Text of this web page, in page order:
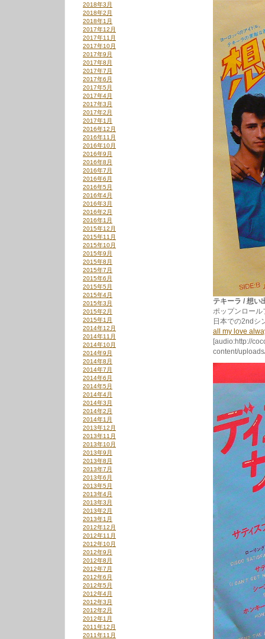
テキーラ / 想い
ポップンロール
日本での2ndシ
all my love
[audio:http://
content/
2018年3月
2018年2月
2018年1月
2017年12月
2017年11月
2017年10月
2017年9月
2017年8月
2017年7月
2017年6月
2017年5月
2017年4月
2017年3月
2017年2月
2017年1月
2016年12月
2016年11月
2016年10月
2016年9月
2016年8月
2016年7月
2016年6月
2016年5月
2016年4月
2016年3月
2016年2月
2016年1月
2015年12月
2015年11月
2015年10月
2015年9月
2015年8月
2015年7月
2015年6月
2015年5月
2015年4月
2015年3月
2015年2月
2015年1月
2014年12月
2014年11月
2014年10月
2014年9月
2014年8月
2014年7月
2014年6月
2014年5月
2014年4月
2014年3月
2014年2月
2014年1月
2013年12月
2013年11月
2013年10月
2013年9月
2013年8月
2013年7月
2013年6月
2013年5月
2013年4月
2013年3月
2013年2月
2013年1月
2012年12月
2012年11月
2012年10月
2012年9月
2012年8月
2012年7月
2012年6月
2012年5月
2012年4月
2012年3月
2012年2月
2012年1月
2011年12月
2011年11月